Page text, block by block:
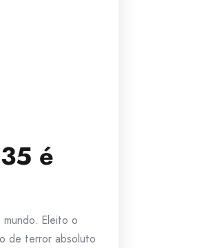
é
Eleito o
de terror absoluto